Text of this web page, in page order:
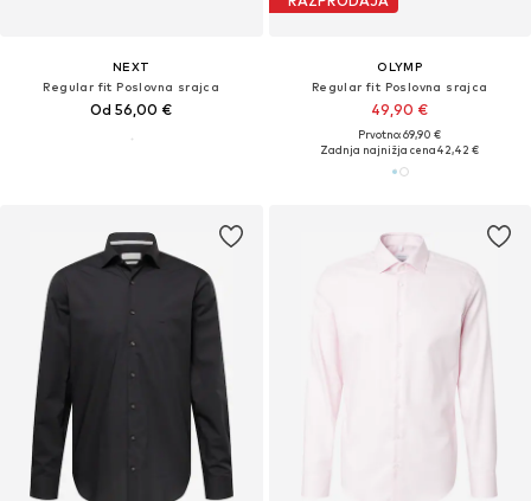
NEXT
Regular fit Poslovna srajca
Od 56,00 €
OLYMP
Regular fit Poslovna srajca
49,90 €
Prvotno: 69,90 €
Zadnja najnižja cena42,42 €